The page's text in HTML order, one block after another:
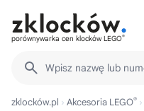
porównywarka cen klocków LEGO®
Wpisz nazwę lub
zklocków.pl Akcesoria LEGO®